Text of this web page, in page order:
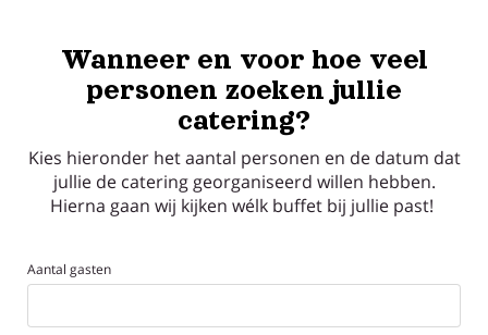
Wanneer en voor hoe veel
personen zoeken jullie
catering?
Kies hieronder het aantal personen en de datum dat
jullie de catering georganiseerd willen hebben.
Hierna gaan wij kijken wélk buffet bij jullie past!
Aantal gasten